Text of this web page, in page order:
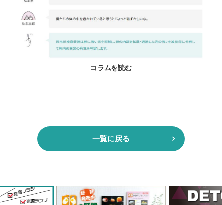
コラムを読む
一覧に戻る